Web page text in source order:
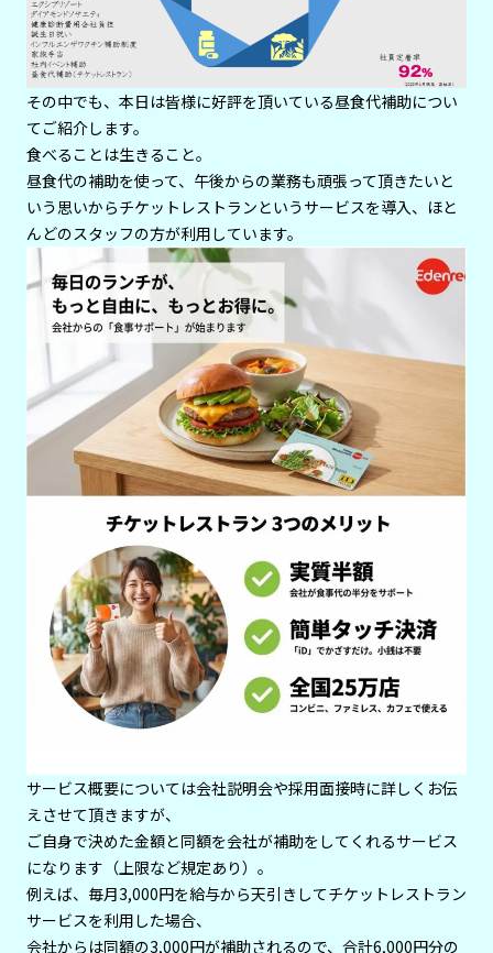
その中でも、本日は皆様に好評を頂いている昼食代補助につい
てご紹介します。
食べることは生きること。
昼食代の補助を使って、午後からの業務も頑張って頂きたいと
いう思いからチケットレストランというサービスを導入、ほと
んどのスタッフの方が利用しています。
サービス概要については会社説明会や採用面接時に詳しくお伝
えさせて頂きますが、
ご自身で決めた金額と同額を会社が補助をしてくれるサービス
になります（上限など規定あり）。
例えば、毎月3,000円を給与から天引きしてチケットレストラン
サービスを利用した場合、
会社からは同額の3,000円が補助されるので、合計6,000円分の